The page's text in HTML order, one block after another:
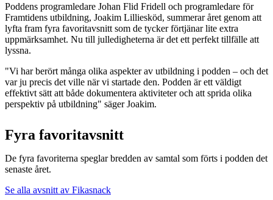
Poddens programledare Johan Flid Fridell och programledare för
Framtidens utbildning, Joakim Lilliesköd, summerar året genom att
lyfta fram fyra favoritavsnitt som de tycker förtjänar lite extra
uppmärksamhet. Nu till julledigheterna är det ett perfekt tillfälle att
lyssna.
"Vi har berört många olika aspekter av utbildning i podden – och det
var ju precis det ville när vi startade den. Podden är ett väldigt
effektivt sätt att både dokumentera aktiviteter och att sprida olika
perspektiv på utbildning" säger Joakim.
Fyra favoritavsnitt
De fyra favoriterna speglar bredden av samtal som förts i podden det
senaste året.
Se alla avsnitt av Fikasnack